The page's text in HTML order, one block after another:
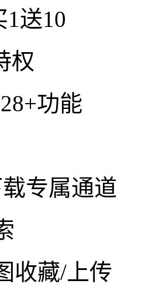
1送10
权
功能
专属通道
收藏/上传